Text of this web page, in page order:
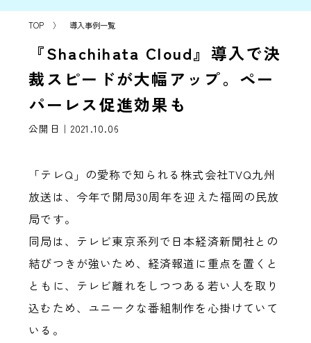
TOP 〉 導入事例一覧
『Shachihata Cloud』導入で決
裁スピードが大幅アップ。ペー
パーレス促進効果も
公開日｜2021.10.06
「テレQ」の愛称で知られる株式会社TVQ九州
放送は、今年で開局30周年を迎えた福岡の民放
局です。
同局は、テレビ東京系列で日本経済新聞社との
結びつきが強いため、経済報道に重点を置くと
ともに、テレビ離れをしつつある若い人を取り
込むため、ユニークな番組制作を心掛けていて
いる。